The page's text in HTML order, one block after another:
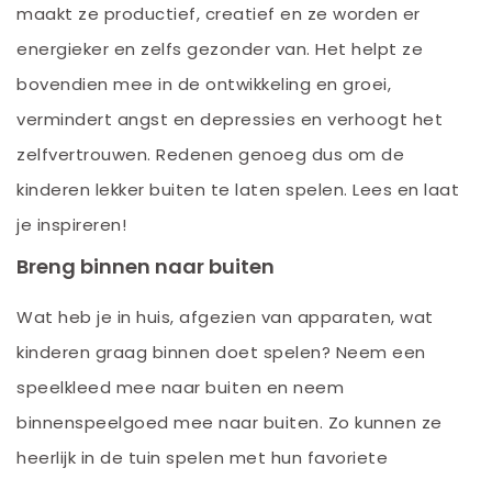
maakt ze productief, creatief en ze worden er
energieker en zelfs gezonder van. Het helpt ze
bovendien mee in de ontwikkeling en groei,
vermindert angst en depressies en verhoogt het
zelfvertrouwen. Redenen genoeg dus om de
kinderen lekker buiten te laten spelen. Lees en laat
je inspireren!
Breng binnen naar buiten
Wat heb je in huis, afgezien van apparaten, wat
kinderen graag binnen doet spelen? Neem een
speelkleed mee naar buiten en neem
binnenspeelgoed mee naar buiten. Zo kunnen ze
heerlijk in de tuin spelen met hun favoriete